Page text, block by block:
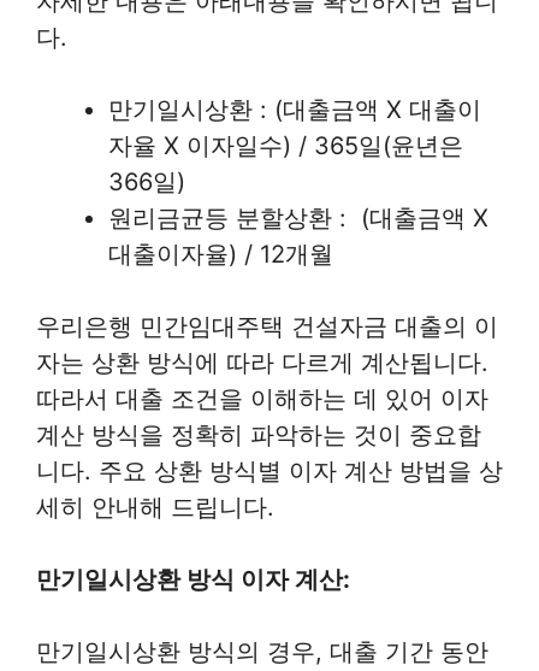
다.
만기일시상환 : (대출금액 X 대출이
자율 X 이자일수) / 365일(윤년은
366일)
원리금균등 분할상환 : (대출금액 X
대출이자율) / 12개월
우리은행 민간임대주택 건설자금 대출의 이
자는 상환 방식에 따라 다르게 계산됩니다.
따라서 대출 조건을 이해하는 데 있어 이자
계산 방식을 정확히 파악하는 것이 중요합
니다. 주요 상환 방식별 이자 계산 방법을 상
세히 안내해 드립니다.
만기일시상환 방식 이자 계산:
만기일시상환 방식의 경우, 대출 기간 동안